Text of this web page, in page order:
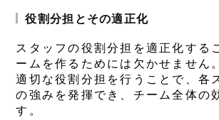
役割分担とその適正化
スタッフの役割分担を適正化する
ームを作るためには欠かせません。
適切な役割分担を行うことで、各
の強みを発揮でき、チーム全体の
す。